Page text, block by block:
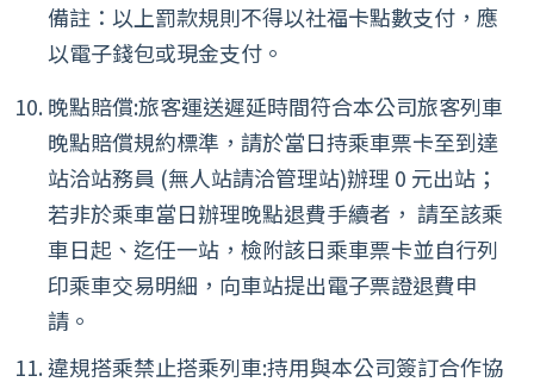
備註：以上罰款規則不得以社福卡點數支付，應
以電子錢包或現金支付。
晚點賠償:旅客運送遲延時間符合本公司旅客列車
晚點賠償規約標準，請於當日持乘車票卡至到達
站洽站務員 (無人站請洽管理站)辦理 0 元出站；
若非於乘車當日辦理晚點退費手續者， 請至該乘
車日起、迄任一站，檢附該日乘車票卡並自行列
印乘車交易明細，向車站提出電子票證退費申
請。
違規搭乘禁止搭乘列車:持用與本公司簽訂合作協